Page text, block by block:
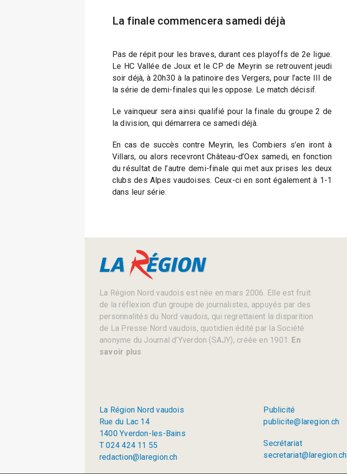
La finale commencera samedi déjà
Pas de répit pour les braves, durant ces playoffs de 2e ligue.
Le HC Vallée de Joux et le CP de Meyrin se retrouvent jeudi
soir déjà, à 20h30 à la patinoire des Vergers, pour l’acte III de
la série de demi-finales qui les oppose. Le match décisif.
Le vainqueur sera ainsi qualifié pour la finale du groupe 2 de
la division, qui démarrera ce samedi déjà.
En cas de succès contre Meyrin, les Combiers s’en iront à
Villars, ou alors recevront Château-d’Oex samedi, en fonction
du résultat de l’autre demi-finale qui met aux prises les deux
clubs des Alpes vaudoises. Ceux-ci en sont également à 1-1
dans leur série.
La Région Nord vaudois est née en mars 2006. Elle est fruit
de la réflexion d’un groupe de journalistes, appuyés par des
personnalités du Nord vaudois, qui regrettaient la disparition
de La Presse Nord vaudois, quotidien édité par la Société
anonyme du Journal d’Yverdon (SAJY), créée en 1901. En
savoir plus
La Région Nord vaudois
Rue du Lac 14
1400 Yverdon-les-Bains
T 024 424 11 55
redaction@laregion.ch
Publicité
publicite@laregion.ch
Secrétariat
secretariat@laregion.ch